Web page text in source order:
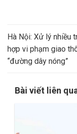
Hà Nội: Xử lý nhiều
hợp vi phạm giao
“đường dây nóng”
Bài viết liên